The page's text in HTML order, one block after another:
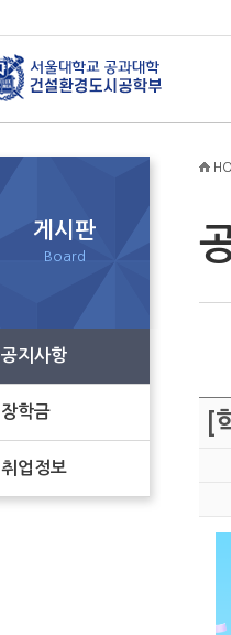
게시판
Board
공지사항
장학금
취업정보
[